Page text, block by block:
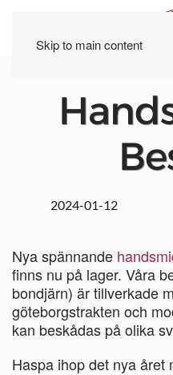
Skip to main content
2024-01-12
Nya spännande
finns nu på lager. Våra
bondjärn) är tillverkade
göteborgstrakten och
kan beskådas på olika
Haspa ihop det nya året